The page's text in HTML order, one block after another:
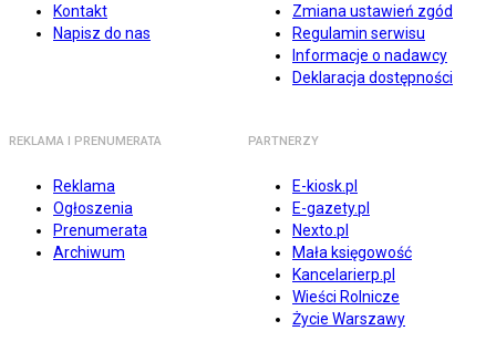
Kontakt
Napisz do nas
Zmiana ustawień zgód
Regulamin serwisu
Informacje o nadawcy
Deklaracja dostępności
REKLAMA I PRENUMERATA
Reklama
Ogłoszenia
Prenumerata
Archiwum
PARTNERZY
E-kiosk.pl
E-gazety.pl
Nexto.pl
Mała księgowość
Kancelarierp.pl
Wieści Rolnicze
Życie Warszawy